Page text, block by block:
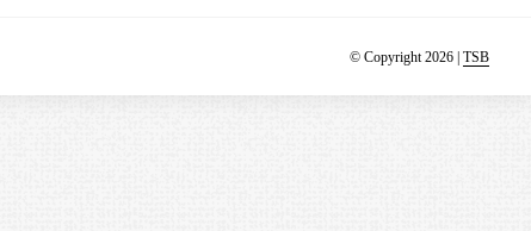
© Copyright 2026 | TSB